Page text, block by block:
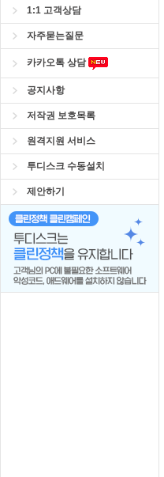
1:1 고객상담
자주묻는질문
카카오톡 상담
공지사항
저작권 보호목록
원격지원 서비스
투디스크 수동설치
제안하기